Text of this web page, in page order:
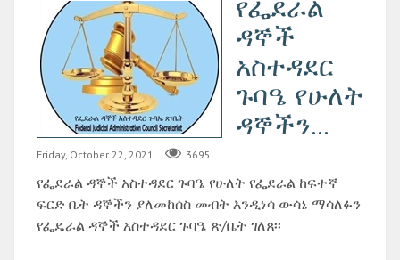
የፌደራል
ዳኞች
አስተዳደር
ጉባዔ የሁለት
ዳኞችን...
Friday, October 22, 2021 3695
የፌደራል ዳኞች አስተዳደር ጉባዔ የሁለት የፌደራል ከፍተኛ
ፍርድ ቤት ዳኞችን ያለመከሰስ መብት እንዲነሳ ውሳኔ ማሳለፉን
የፌዴራል ዳኞች አስተዳደር ጉባዔ ጽ/ቤት ገለጸ፡፡